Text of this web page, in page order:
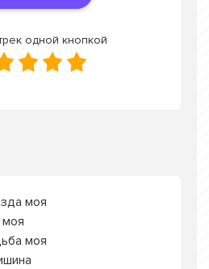
одной кнопкой
моя
моя